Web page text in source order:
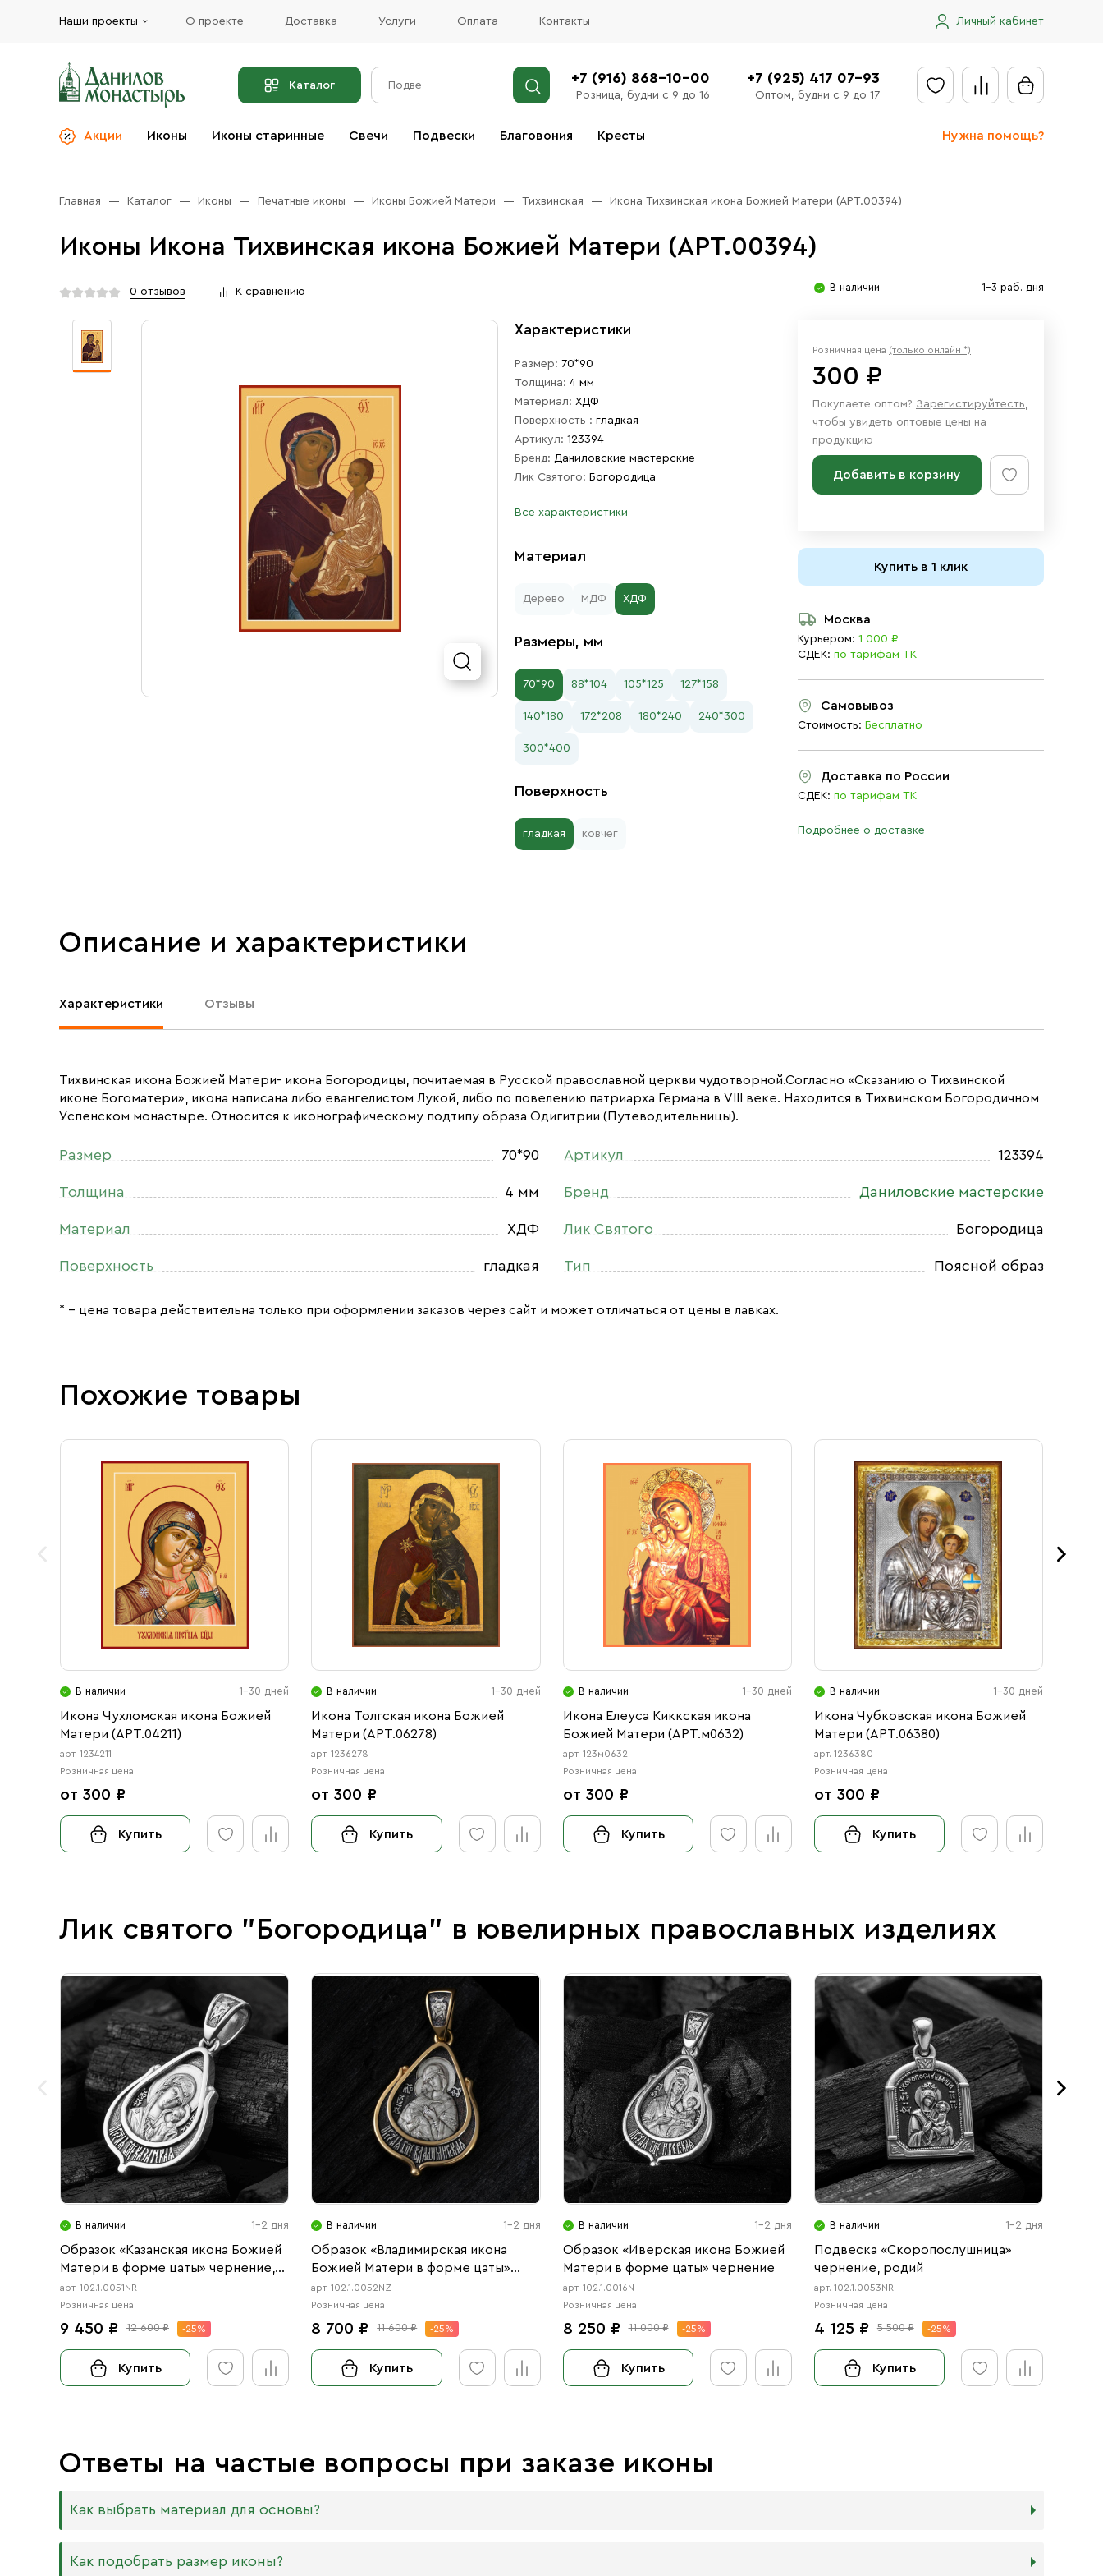
Наши проекты О проекте Доставка Услуги Оплата Контакты Личный кабинет
Каталог +7 (916) 868-10-00
Розница, будни с 9 до 16
+7 (925) 417 07-93
Оптом, будни с 9 до 17
Акции Иконы Иконы старинные Свечи Подвески Благовония Кресты Нужна помощь?
Отправить заявку
Церковная утварь
Иконы
Ювелирные изделия
Бренды
Услуги
Главная Каталог Иконы Печатные иконы Иконы Божией Матери Тихвинская Икона Тихвинская икона Божией Матери (АРТ.00394)
Иконы Икона Тихвинская икона Божией Матери (АРТ.00394)
0 отзывов К сравнению В наличии 1-3 раб. дня
Характеристики
Размер: 70*90
Толщина: 4 мм
Материал: ХДФ
Поверхность : гладкая
Артикул: 123394
Бренд: Даниловские мастерские
Лик Святого: Богородица
Все характеристики
Материал
Дерево МДФ ХДФ
Размеры, мм
70*90 88*104 105*125 127*158
140*180 172*208 180*240 240*300
300*400
Поверхность
гладкая ковчег
Розничная цена (только онлайн *)
300 ₽
Покупаете оптом? Зарегистируйтесть,
чтобы увидеть оптовые цены на
продукцию
Добавить в корзину
Купить в 1 клик
Москва
Курьером: 1 000 ₽
СДЕК: по тарифам ТК
Самовывоз
Стоимость: Бесплатно
Доставка по России
СДЕК: по тарифам ТК
Подробнее о доставке
Описание и характеристики
Характеристики Отзывы
Тихвинская икона Божией Матери- икона Богородицы, почитаемая в Русской православной церкви чудотворной.Согласно «Сказанию о Тихвинской
иконе Богоматери», икона написана либо евангелистом Лукой, либо по повелению патриарха Германа в VIII веке. Находится в Тихвинском Богородичном
Успенском монастыре. Относится к иконографическому подтипу образа Одигитрии (Путеводительницы).
Размер 70*90
Толщина 4 мм
Материал ХДФ
Поверхность гладкая
Артикул 123394
Бренд Даниловские мастерские
Лик Святого Богородица
Тип Поясной образ
* – цена товара действительна только при оформлении заказов через сайт и может отличаться от цены в лавках.
Похожие товары
В наличии 1-30 дней
Икона Чухломская икона Божией
Матери (АРТ.04211)
арт. 1234211
Розничная цена
от 300 ₽
Купить
В наличии 1-30 дней
Икона Толгская икона Божией
Матери (АРТ.06278)
арт. 1236278
Розничная цена
от 300 ₽
Купить
В наличии 1-30 дней
Икона Елеуса Киккская икона
Божией Матери (АРТ.м0632)
арт. 123м0632
Розничная цена
от 300 ₽
Купить
В наличии 1-30 дней
Икона Чубковская икона Божией
Матери (АРТ.06380)
арт. 1236380
Розничная цена
от 300 ₽
Купить
Лик святого "Богородица" в ювелирных православных изделиях
В наличии 1-2 дня
Образок «Казанская икона Божией
Матери в форме цаты» чернение,
родий
арт. 102.1.0051NR
Розничная цена
9 450 ₽ 12 600 ₽ -25%
Купить
В наличии 1-2 дня
Образок «Владимирская икона
Божией Матери в форме цаты»
чернение, позолота
арт. 102.1.0052NZ
Розничная цена
8 700 ₽ 11 600 ₽ -25%
Купить
В наличии 1-2 дня
Образок «Иверская икона Божией
Матери в форме цаты» чернение
арт. 102.1.0016N
Розничная цена
8 250 ₽ 11 000 ₽ -25%
Купить
В наличии 1-2 дня
Подвеска «Скоропослушница»
чернение, родий
арт. 102.1.0053NR
Розничная цена
4 125 ₽ 5 500 ₽ -25%
Купить
Ответы на частые вопросы при заказе иконы
Как выбрать материал для основы?
Мы изготавливаем иконы на трёх разных видах досок:
Как подобрать размер иконы?